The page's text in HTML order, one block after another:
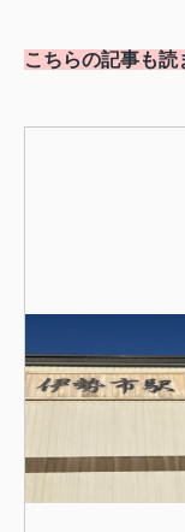
こちらの記事も